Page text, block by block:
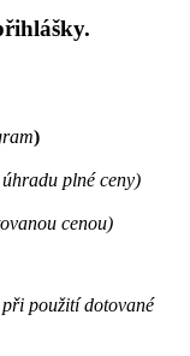
)
plné ceny)
cenou)
použití dotované